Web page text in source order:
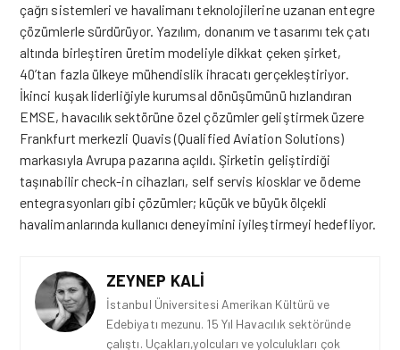
çağrı sistemleri ve havalimanı teknolojilerine uzanan entegre
çözümlerle sürdürüyor. Yazılım, donanım ve tasarımı tek çatı
altında birleştiren üretim modeliyle dikkat çeken şirket,
40’tan fazla ülkeye mühendislik ihracatı gerçekleştiriyor.
İkinci kuşak liderliğiyle kurumsal dönüşümünü hızlandıran
EMSE, havacılık sektörüne özel çözümler geliştirmek üzere
Frankfurt merkezli Quavis (Qualified Aviation Solutions)
markasıyla Avrupa pazarına açıldı. Şirketin geliştirdiği
taşınabilir check-in cihazları, self servis kiosklar ve ödeme
entegrasyonları gibi çözümler; küçükvebüyük ölçekli
havalimanlarında kullanıcı deneyimini iyileştirmeyi hedefliyor.
ZEYNEP KALI
İstanbul Üniversitesi Amerikan Kültürü ve
Edebiyatı mezunu. 15 Yıl Havacılık sektöründe
çalıştı. Uçakları,yolcuları ve yolculukları çok